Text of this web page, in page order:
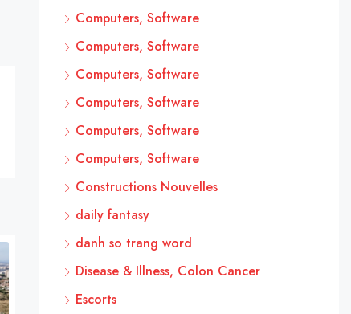
Computers, Software
Computers, Software
Computers, Software
Computers, Software
Computers, Software
Computers, Software
Constructions Nouvelles
daily fantasy
danh so trang word
Disease & Illness, Colon Cancer
Escorts